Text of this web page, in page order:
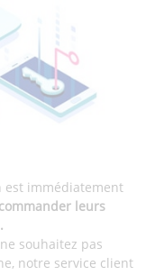
est immédiatement
leurs
souhaitez pas
notre service client